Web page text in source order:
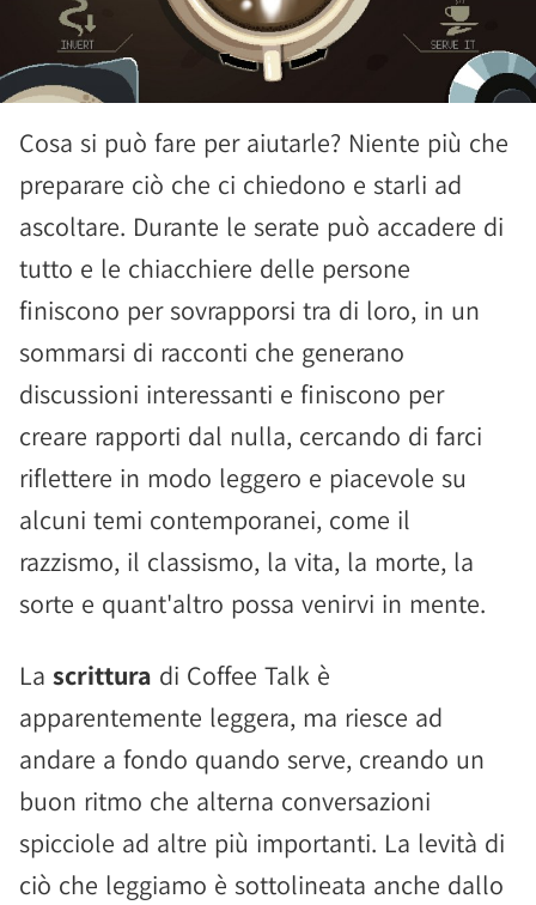
Cosa si può fare per aiutarle? Niente più che
preparare ciò che ci chiedono e starli ad
ascoltare. Durante le serate può accadere di
tutto e le chiacchiere delle persone
finiscono per sovrapporsi tra di loro, in un
sommarsi di racconti che generano
discussioni interessanti e finiscono per
creare rapporti dal nulla, cercando di farci
riflettere in modo leggero e piacevole su
alcuni temi contemporanei, come il
razzismo, il classismo, la vita, la morte, la
sorte e quant'altro possa venirvi in mente.
La scrittura di Coffee Talk è
apparentemente leggera, ma riesce ad
andare a fondo quando serve, creando un
buon ritmo che alterna conversazioni
spicciole ad altre più importanti. La levità di
ciò che leggiamo è sottolineata anche dallo